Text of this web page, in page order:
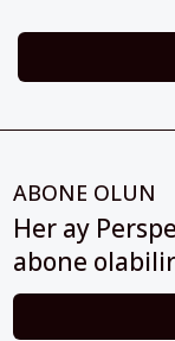
Her ay
abone